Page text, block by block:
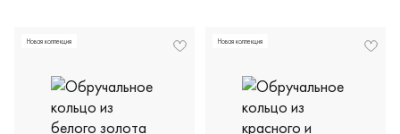
Новая коллекция Новая коллекция